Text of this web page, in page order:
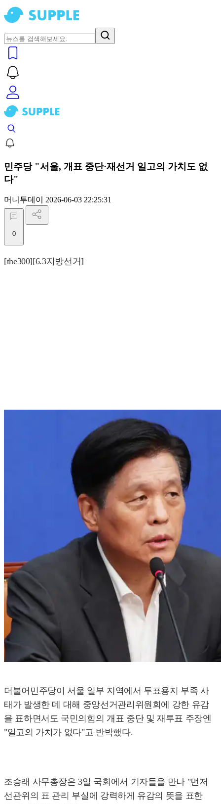
민주당 "서울, 개표 중단·재선거 일고의 가치도 없
다"
머니투데이 2026-06-03 22:25:31
0
[the300][6.3지방선거]
더불어민주당이 서울 일부 지역에서 투표용지 부족 사
태가 발생한 데 대해 중앙선거관리위원회에 강한 유감
을 표하면서도 국민의힘의 개표 중단 및 재투표 주장엔
"일고의 가치가 없다"고 반박했다.
조승래 사무총장은 3일 국회에서 기자들을 만나 "먼저
선관위의 표 관리 부실에 강력하게 유감의 뜻을 표한